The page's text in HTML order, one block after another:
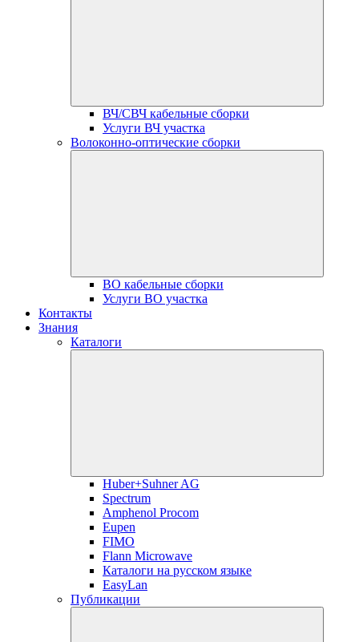
ВЧ/СВЧ кабельные сборки
Услуги ВЧ участка
Волоконно-оптические сборки
ВО кабельные сборки
Услуги ВО участка
Контакты
Знания
Каталоги
Huber+Suhner AG
Spectrum
Amphenol Procom
Eupen
FIMO
Flann Microwave
Каталоги на русском языке
EasyLan
Публикации